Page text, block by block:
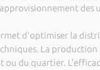
des
d'optimiser la
La production
ou du quartier.